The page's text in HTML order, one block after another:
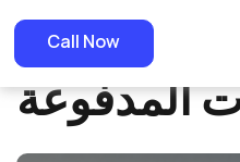
Call Now
المدفوعة